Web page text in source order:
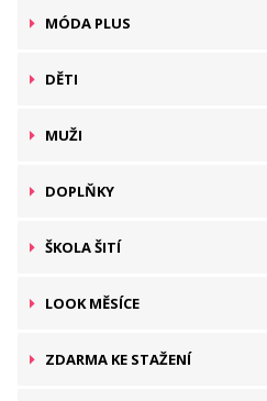
MÓDA PLUS
DĚTI
MUŽI
DOPLŇKY
ŠKOLA ŠITÍ
LOOK MĚSÍCE
ZDARMA KE STAŽENÍ